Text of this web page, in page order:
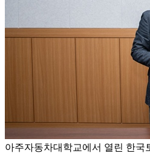
아주자동차대학교에서 열린 한